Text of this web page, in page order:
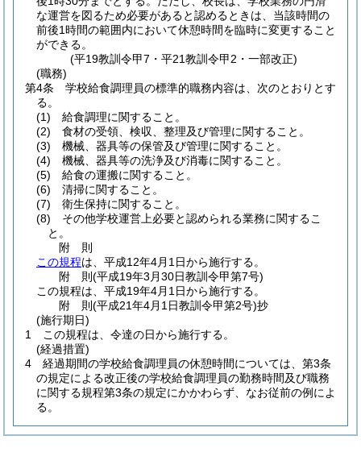
な運営を図るため必要があると認めるときは、当該時間の
前後1時間の範囲内において休憩時間を臨時に変更すること
ができる。
(平19教訓令甲7・平21教訓令甲2・一部改正)
(職務)
第4条
学校給食調理員の標準的職務内容は、次のとおりとす
る。
(1)
給食調理に関すること。
(2)
食材の受領、検収、整理及び管理に関すること。
(3)
機械、器具等の保管及び管理に関すること。
(4)
機械、器具等の洗浄及び消毒に関すること。
(5)
給食の運搬に関すること。
(6)
清掃に関すること。
(7)
衛生保持に関すること。
(8)
その他学校運営上必要と認められる業務に関するこ
と。
附 則
この規程は、平成12年4月1日から施行する。
附 則(平成19年3月30日教訓令甲第7号)
この規程は、平成19年4月1日から施行する。
附 則(平成21年4月1日教訓令甲第2号)抄
(施行期日)
1
この規程は、令達の日から施行する。
(経過措置)
4
経過期間の学校給食調理員の休憩時間については、第3条
の規定による改正後の学校給食調理員の勤務時間及び職務
に関する規程第3条の規定にかかわらず、なお従前の例によ
る。